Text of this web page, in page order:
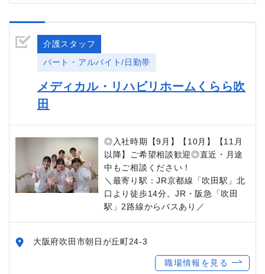
介護スタッフ
パート・アルバイト/日勤帯
メディカル・リハビリホームくらら吹
田
◎入社時期【9月】【10月】【11月
以降】ご希望相談歓迎◎直近・月途
中もご相談ください！
＼最寄り駅：JR京都線「吹田駅」北
口より徒歩14分。JR・阪急「吹田
駅」2路線からバスあり／
大阪府吹田市朝日が丘町24-3
職場情報を見る